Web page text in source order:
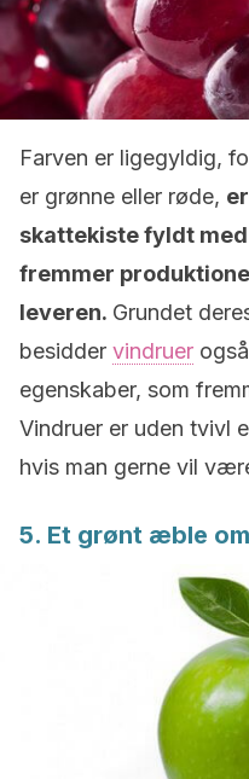
Farven er ligegyldig,
er grønne eller røde,
skattekiste fyldt
fremmer
leveren. Grundet
besidder vindruer
egenskaber, som
Vindruer er uden tvivl
hvis man gerne vil
5. Et grønt æble